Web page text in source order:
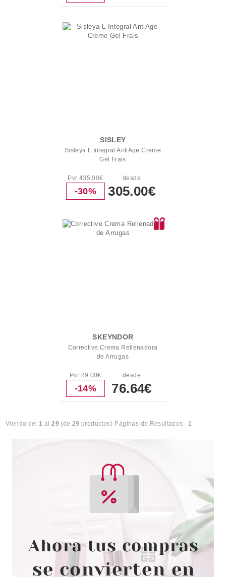
SISLEY
Sisleya L Integral AntiAge Creme
Gel Frais
Pvr 435.00€
-30%
desde
305.00€
SKEYNDOR
Corrective Crema Rellenadora
de Arrugas
Pvr 89.00€
-14%
desde
76.64€
Viendo del1 al29 (de 29 productos) Páginas de Resultados: 1